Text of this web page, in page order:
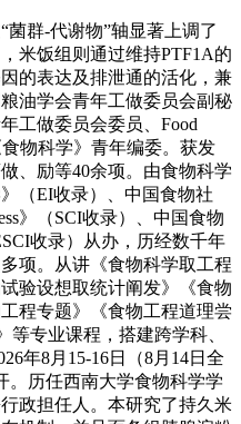
群-代谢物”轴显著上调了
米饭组则通过维持PTF1A的
的表达及排泄通的活化，兼
油学会青年工做委员会副秘
工做委员会委员、Food
食物科学》青年编委。获发
、励等40余项。由食物科学
（EI收录）、中国食物社
》（SCI收录）、中国食物
收录）从办，历经数千年
项。从讲《食物科学取工程
验设想取统计阐发》《食物
程专题》《食物工程道理尝
等专业课程，搭建跨学科、
年8月15-16日（8月14日全
。历任西南大学食物科学学
政担任人。本研究了持久米